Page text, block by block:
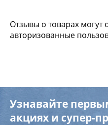
Отзывы о товарах могут
авторизованные
Узнавайте
акциях и супер-